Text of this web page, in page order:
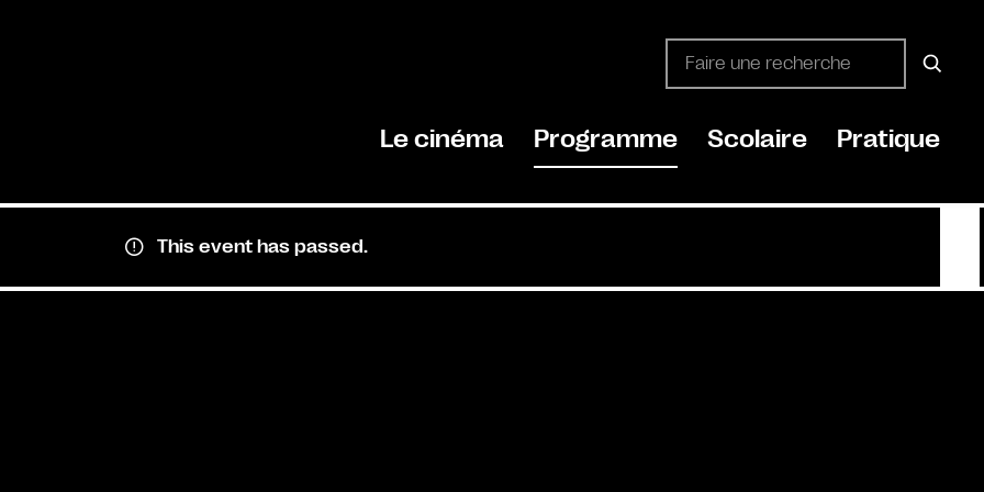
Le cinéma Programme Scolaire Pratique
This event has passed.